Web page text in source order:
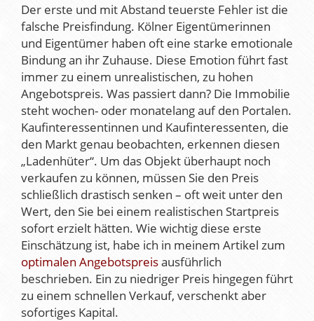
Der erste und mit Abstand teuerste Fehler ist die
falsche Preisfindung. Kölner Eigentümerinnen
und Eigentümer haben oft eine starke emotionale
Bindung an ihr Zuhause. Diese Emotion führt fast
immer zu einem unrealistischen, zu hohen
Angebotspreis. Was passiert dann? Die Immobilie
steht wochen- oder monatelang auf den Portalen.
Kaufinteressentinnen und Kaufinteressenten, die
den Markt genau beobachten, erkennen diesen
„Ladenhüter“. Um das Objekt überhaupt noch
verkaufen zu können, müssen Sie den Preis
schließlich drastisch senken – oft weit unter den
Wert, den Sie bei einem realistischen Startpreis
sofort erzielt hätten. Wie wichtig diese erste
Einschätzung ist, habe ich in meinem Artikel zum
optimalen Angebotspreisausführlich
beschrieben. Ein zu niedriger Preis hingegen führt
zu einem schnellen Verkauf, verschenkt aber
sofortiges Kapital.